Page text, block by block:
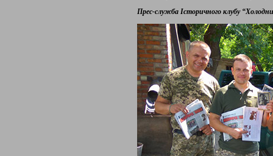
Прес-служба Історичного клубу